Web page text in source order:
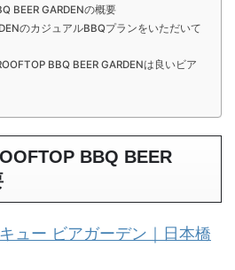
BEER GARDENの概要
のカジュアルBBQプランをいただいて
BBQ BEER GARDENは良いビア
BBQ BEER
ュー ビアガーデン｜日本橋